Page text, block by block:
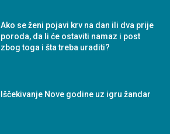
Ako se ženi pojavi krv na dan ili dva prije
poroda, da li će ostaviti namaz i post
zbog toga i šta treba uraditi?
Iščekivanje Nove godine uz igru žandar